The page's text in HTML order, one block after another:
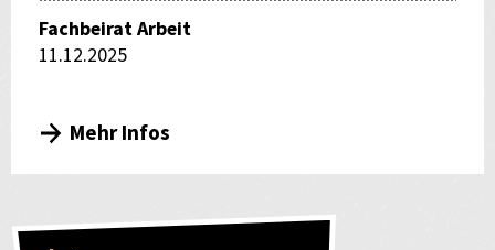
Fachbeirat Arbeit
11.12.2025
Mehr Infos